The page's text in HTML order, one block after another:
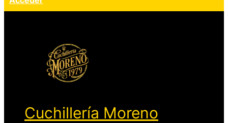
Cuchillería Moreno